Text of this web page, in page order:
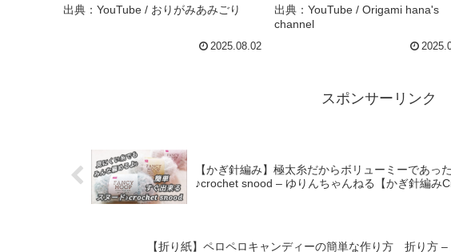
いときはコメント欄で教えてくだ
出典：YouTube / おりがみあみごり
2025.08.02
ト#心#爱#दिल#하트#折り方#お
み#easy#origami#紙#종이 –
Origami hana’s channel
出典：YouTube / Origami hana's
channel
スポンサーリンク
【かぎ針編み】極太糸だからボリューミーであ
♪crochet snood – ゆりんちゃんねる【かぎ針編み
【折り紙】ペロペロキャンディーの簡単な作り方 折り方